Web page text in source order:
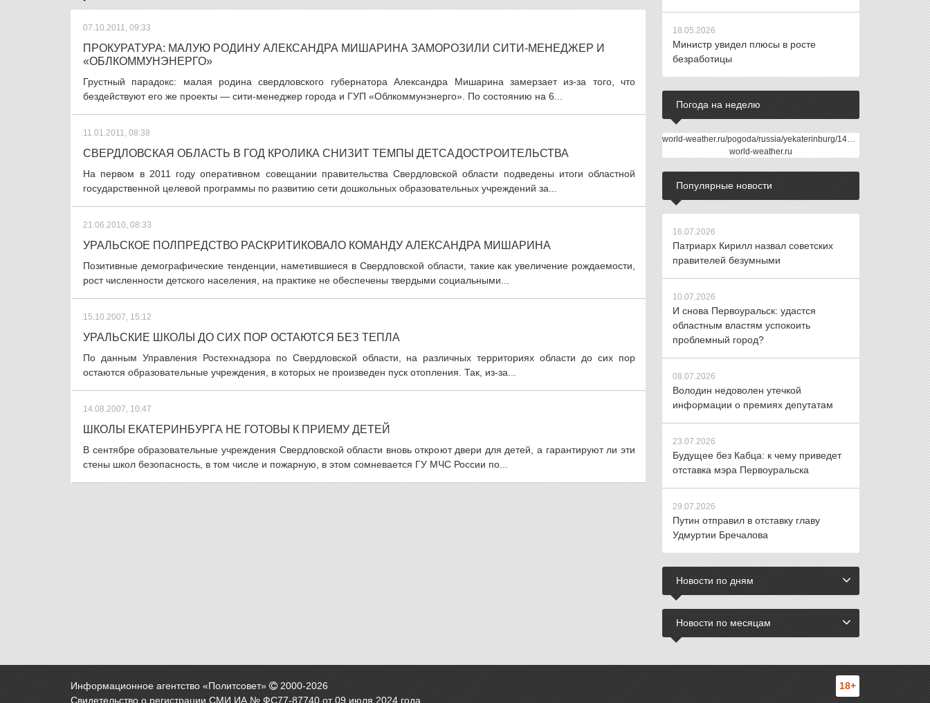
07.10.2011, 09:33
ПРОКУРАТУРА: МАЛУЮ РОДИНУ АЛЕКСАНДРА МИШАРИНА ЗАМОРОЗИЛИ СИТИ-МЕНЕДЖЕР И
«ОБЛКОММУНЭНЕРГО»
Грустный парадокс: малая родина свердловского губернатора Александра Мишарина замерзает из-за того, что
бездействуют его же проекты — сити-менеджер города и ГУП «Облкоммунэнерго». По состоянию на 6...
11.01.2011, 08:38
СВЕРДЛОВСКАЯ ОБЛАСТЬ В ГОД КРОЛИКА СНИЗИТ ТЕМПЫ ДЕТСАДОСТРОИТЕЛЬСТВА
На первом в 2011 году оперативном совещании правительства Свердловской области подведены итоги областной
государственной целевой программы по развитию сети дошкольных образовательных учреждений за...
21.06.2010, 08:33
УРАЛЬСКОЕ ПОЛПРЕДСТВО РАСКРИТИКОВАЛО КОМАНДУ АЛЕКСАНДРА МИШАРИНА
Позитивные демографические тенденции, наметившиеся в Свердловской области, такие как увеличение рождаемости,
рост численности детского населения, на практике не обеспечены твердыми социальными...
15.10.2007, 15:12
УРАЛЬСКИЕ ШКОЛЫ ДО СИХ ПОР ОСТАЮТСЯ БЕЗ ТЕПЛА
По данным Управления Ростехнадзора по Свердловской области, на различных территориях области до сих пор
остаются образовательные учреждения, в которых не произведен пуск отопления. Так, из-за...
14.08.2007, 10:47
ШКОЛЫ ЕКАТЕРИНБУРГА НЕ ГОТОВЫ К ПРИЕМУ ДЕТЕЙ
В сентябре образовательные учреждения Свердловской области вновь откроют двери для детей, а гарантируют ли эти
стены школ безопасность, в том числе и пожарную, в этом сомневается ГУ МЧС России по...
18.05.2026
Министр увидел плюсы в росте
безработицы
Погода на неделю
world-weather.ru/pogoda/russia/yekaterinburg/14days/
world-weather.ru
Популярные новости
16.07.2026
Патриарх Кирилл назвал советских
правителей безумными
10.07.2026
И снова Первоуральск: удастся
областным властям успокоить
проблемный город?
08.07.2026
Володин недоволен утечкой
информации о премиях депутатам
23.07.2026
Будущее без Кабца: к чему приведет
отставка мэра Первоуральска
29.07.2026
Путин отправил в отставку главу
Удмуртии Бречалова
Новости по дням
Новости по месяцам
Информационное агентство «Политсовет» 2000-2026
Свидетельство о регистрации СМИ ИА № ФС77-87740 от 09 июля 2024 года.
18+